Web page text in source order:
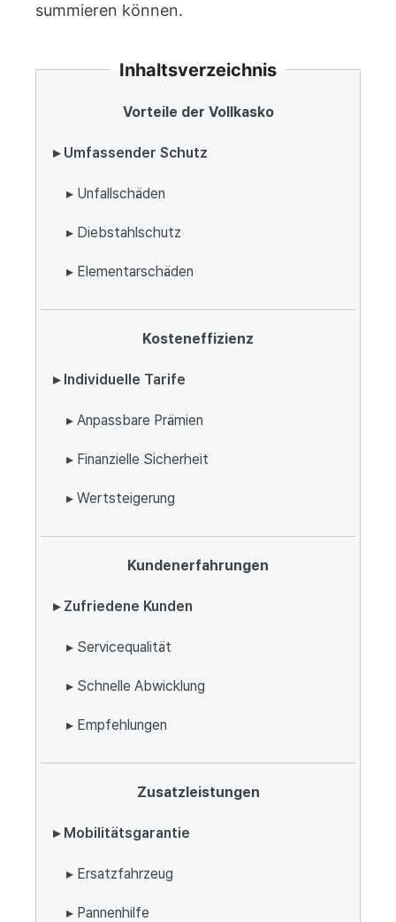
summieren können.
Inhaltsverzeichnis
Vorteile der Vollkasko
▸ Umfassender Schutz
▸ Unfallschäden
▸ Diebstahlschutz
▸ Elementarschäden
Kosteneffizienz
▸ Individuelle Tarife
▸ Anpassbare Prämien
▸ Finanzielle Sicherheit
▸ Wertsteigerung
Kundenerfahrungen
▸ Zufriedene Kunden
▸ Servicequalität
▸ Schnelle Abwicklung
▸ Empfehlungen
Zusatzleistungen
▸ Mobilitätsgarantie
▸ Ersatzfahrzeug
▸ Pannenhilfe